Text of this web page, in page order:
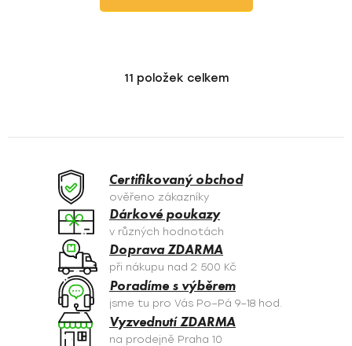
O
á
c
í
p
r
v
k
y
v
ý
11 položek celkem
Certifikovaný obchod
ověřeno zákazníky
Dárkové poukazy
v různých hodnotách
Doprava ZDARMA
při nákupu nad 2 500 Kč
Poradíme s výběrem
jsme tu pro Vás Po–Pá 9–18 hod.
Vyzvednutí ZDARMA
na prodejně Praha 10